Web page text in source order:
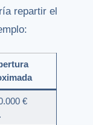
repartir el
€